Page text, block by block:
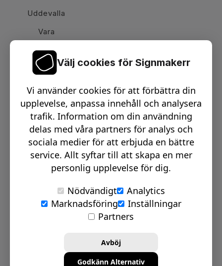
Uddevalla
Vara
Email:info@signmakerr.se
PSST, HÄNG MED PÅ VÅR RESA!
© Signmakerr 2022 - 2026
Integritetspolicy
Ansvarsfullt avslöjandepolicy
Välj cookies för Signmakerr
Vi använder cookies för att förbättra din
upplevelse, anpassa innehåll och analysera
trafik. Information om din användning
delas med våra partners för analys och
sociala medier för att erbjuda en bättre
service. Allt syftar till att skapa en mer
personlig upplevelse för dig.
Nödvändigt
Analytics
Marknadsföring
Inställningar
Partners
Avböj
Godkänn Alternativ